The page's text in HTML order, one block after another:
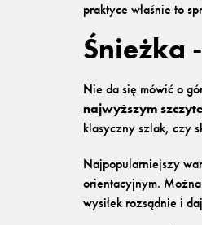
praktyce właśnie to
Śnieżka
Nie da się mówić o
najwyższym
klasyczny szlak, czy
Najpopularniejszy
orientacyjnym.
wysiłek rozsądnie i